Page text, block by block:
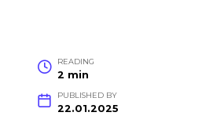
READING
2 min
PUBLISHED BY
22.01.2025